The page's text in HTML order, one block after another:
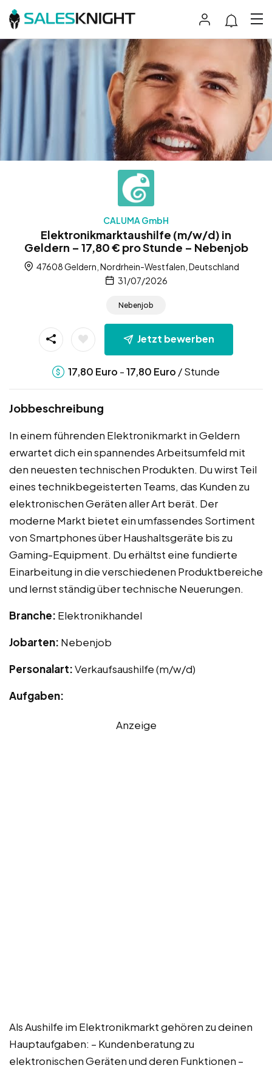
CALUMA GmbH
Elektronikmarktaushilfe (m/w/d) in
Geldern – 17,80 € pro Stunde – Nebenjob
47608 Geldern, Nordrhein-Westfalen, Deutschland
31/07/2026
Nebenjob
Jetzt bewerben
17,80 Euro -17,80 Euro / Stunde
Jobbeschreibung
In einem führenden Elektronikmarkt in Geldern
erwartet dich ein spannendes Arbeitsumfeld mit
den neuesten technischen Produkten. Du wirst Teil
eines technikbegeisterten Teams, das Kunden zu
elektronischen Geräten aller Art berät. Der
moderne Markt bietet ein umfassendes Sortiment
von Smartphones über Haushaltsgeräte bis zu
Gaming-Equipment. Du erhältst eine fundierte
Einarbeitung in die verschiedenen Produktbereiche
und lernst ständig über technische Neuerungen.
Branche: Elektronikhandel
Jobarten: Nebenjob
Personalart:Verkaufsaushilfe (m/w/d)
Aufgaben:
Anzeige
Als Aushilfe im Elektronikmarkt gehören zu deinen
Hauptaufgaben: – Kundenberatung zu
elektronischen Geräten und deren Funktionen –